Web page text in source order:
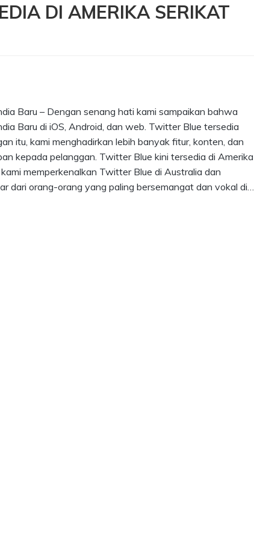
DI AMERIKA SERIKAT
Baru – Dengan senang hati kami sampaikan bahwa
Baru di iOS, Android, dan web. Twitter Blue tersedia
itu, kami menghadirkan lebih banyak fitur, konten, dan
kepada pelanggan. Twitter Blue kini tersedia di Amerika
memperkenalkan Twitter Blue di Australia dan
dari orang-orang yang paling bersemangat dan vokal di…